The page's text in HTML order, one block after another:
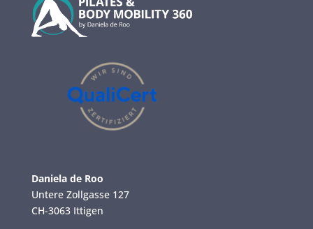
Daniela de Roo
Untere Zollgasse 127
CH-3063 Ittigen